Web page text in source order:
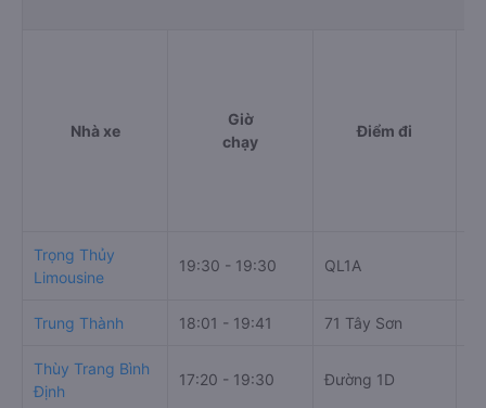
Nhà xe
Giờ
chạy
Điểm đi
Trọng Thủy
Limousine
19:30 - 19:30 QL1A
Trung Thành 18:01 - 19:41 71 Tây Sơn
Thùy Trang Bình
Định
17:20 - 19:30 Đường 1D